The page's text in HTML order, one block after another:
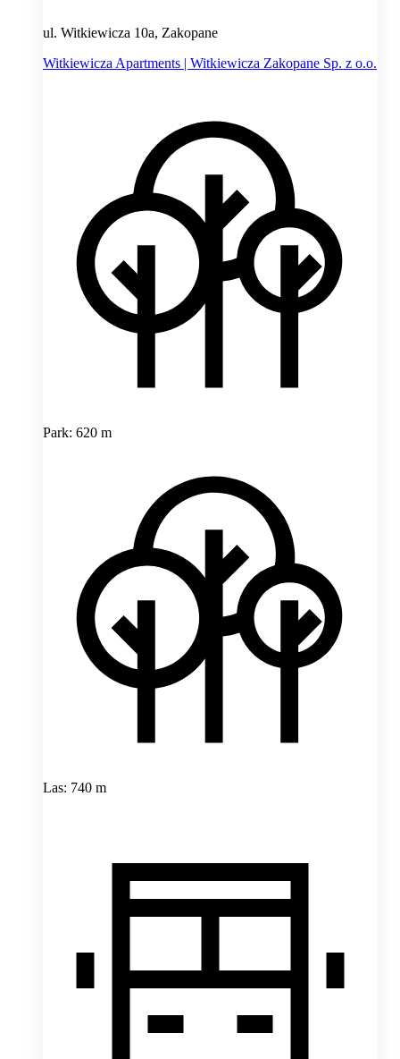
ul. Witkiewicza 10a, Zakopane
Witkiewicza Apartments | Witkiewicza Zakopane Sp. z o.o.
Park: 620 m
Las: 740 m